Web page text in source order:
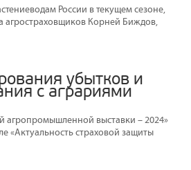
России в текущем сезоне,
агростраховщиков Корней Биждов,
убытков и
с аграриями
агропромышленной выставки – 2024»
«Актуальность страховой защиты